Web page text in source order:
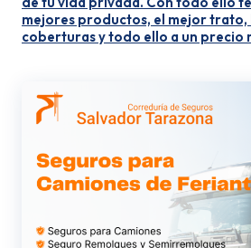
mejores productos, el mejor trato,
coberturas y todo ello a un precio